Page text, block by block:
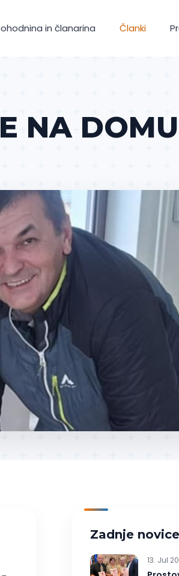
in članarina Članki
NA DOMU
Zadnje novice
13. Jul